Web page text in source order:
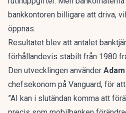
bankkontoren billigare att driva,
öppnas.
Resultatet blev att antalet
förhållandevis stabilt från 1980
Den utvecklingen använder
chefsekonom på Vanguard, för att
”AI kan i slutändan komma att